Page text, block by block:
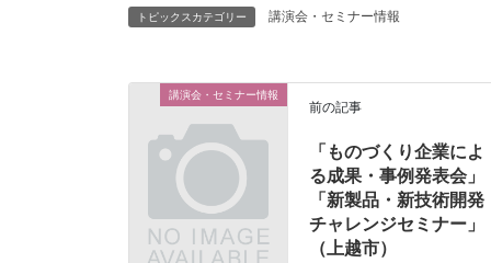
トピックスカテゴリー 講演会・セミナー情報
講演会・セミナー情報
前の記事
「ものづくり企業によ
る成果・事例発表会」
「新製品・新技術開発
チャレンジセミナー」
（上越市）